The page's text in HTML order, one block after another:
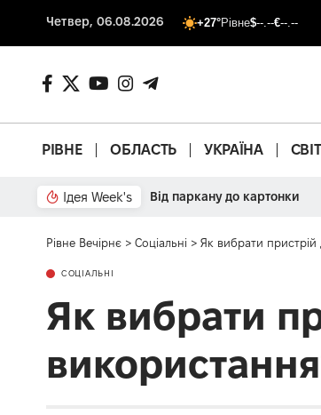
Четвер, 06.08.2026 +27°Рівне$--.--€--.--
РІВНЕ ОБЛАСТЬ УКРАЇНА СВІТ
Ідея Week's Від паркану до картонки
Рівне Вечірнє > Соціальні > Як вибрати пристрій
СОЦІАЛЬНІ
Як вибрати